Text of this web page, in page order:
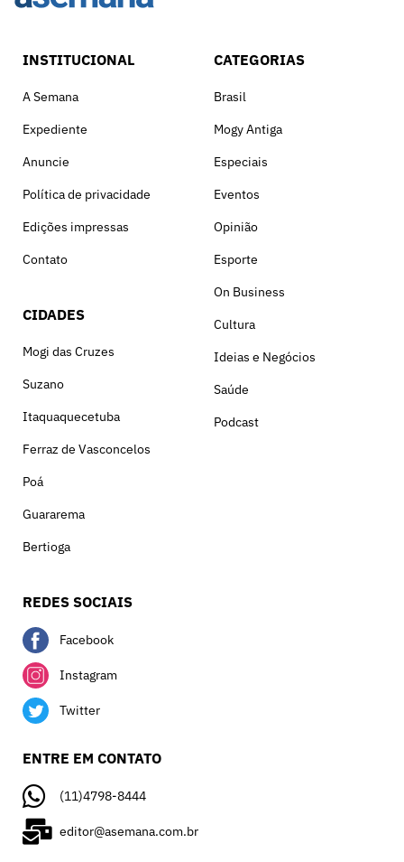
INSTITUCIONAL
A Semana
Expediente
Anuncie
Política de privacidade
Edições impressas
Contato
CIDADES
Mogi das Cruzes
Suzano
Itaquaquecetuba
Ferraz de Vasconcelos
Poá
Guararema
Bertioga
CATEGORIAS
Brasil
Mogy Antiga
Especiais
Eventos
Opinião
Esporte
On Business
Cultura
Ideias e Negócios
Saúde
Podcast
REDES SOCIAIS
Facebook
Instagram
Twitter
ENTRE EM CONTATO
(11)4798-8444
editor@asemana.com.br